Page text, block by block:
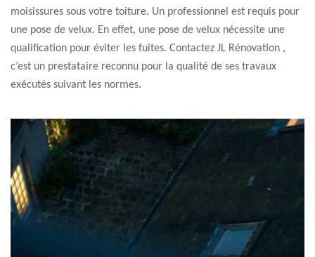
moisissures sous votre toiture. Un professionnel est requis pour
une pose de velux. En effet, une pose de velux nécessite une
qualification pour éviter les fuites. Contactez JL Rénovation ,
c’est un prestataire reconnu pour la qualité de ses travaux
exécutés suivant les normes.